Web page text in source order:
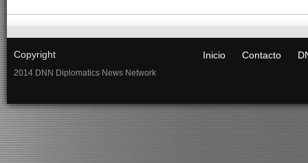
Copyright
2014 DNN Diplomatics News Network
Inicio Contacto